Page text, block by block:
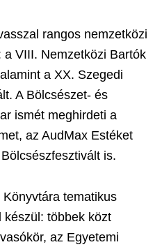
rangos nemzetközi
VIII. Nemzetközi Bartók
a XX. Szegedi
A Bölcsészet- és
ismét meghirdeti a
az AudMax Estéket
is.
tematikus
többek közt
az Egyetemi